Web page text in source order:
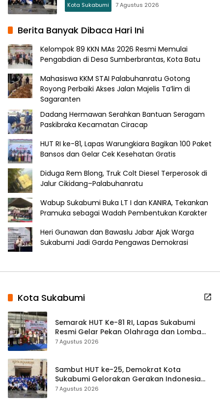
Kota Sukabumi 7 Agustus 2026
Berita Banyak Dibaca Hari Ini
Kelompok 89 KKN MAs 2026 Resmi Memulai
Pengabdian di Desa Sumberbrantas, Kota Batu
Mahasiswa KKM STAI Palabuhanratu Gotong
Royong Perbaiki Akses Jalan Majelis Ta’lim di
Sagaranten
Dadang Hermawan Serahkan Bantuan Seragam
Paskibraka Kecamatan Ciracap
HUT RI ke-81, Lapas Warungkiara Bagikan 100 Paket
Bansos dan Gelar Cek Kesehatan Gratis
Diduga Rem Blong, Truk Colt Diesel Terperosok di
Jalur Cikidang–Palabuhanratu
Wabup Sukabumi Buka LT I dan KANIRA, Tekankan
Pramuka sebagai Wadah Pembentukan Karakter
Heri Gunawan dan Bawaslu Jabar Ajak Warga
Sukabumi Jadi Garda Pengawas Demokrasi
Kota Sukabumi
Semarak HUT Ke-81 RI, Lapas Sukabumi
Resmi Gelar Pekan Olahraga dan Lomba
Tradisional
7 Agustus 2026
Sambut HUT ke-25, Demokrat Kota
Sukabumi Gelorakan Gerakan Indonesia
ASRI Lewat Aksi Bersih Masjid Agung
7 Agustus 2026